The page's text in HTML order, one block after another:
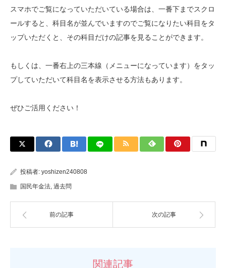
スマホでご覧になっていただいている場合は、一番下までスクロ
ールすると、科目名が並んでいますのでご覧になりたい科目をタ
ップいただくと、その科目だけの記事を見ることができます。
もしくは、一番右上の三本線（メニューになっています）をタッ
プしていただいて科目名を表示させる方法もあります。
ぜひご活用ください！
投稿者: yoshizen240808
国民年金法, 過去問
前の記事 次の記事
関連記事